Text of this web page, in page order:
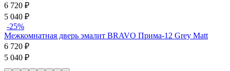
6 720 ₽
5 040 ₽
-25%
Межкомнатная дверь эмалит BRAVO Прима-12 Grey Matt
6 720 ₽
5 040 ₽